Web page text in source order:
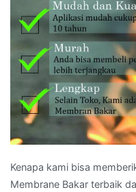
Kenapa kami bisa
Membrane Bakar terbaik